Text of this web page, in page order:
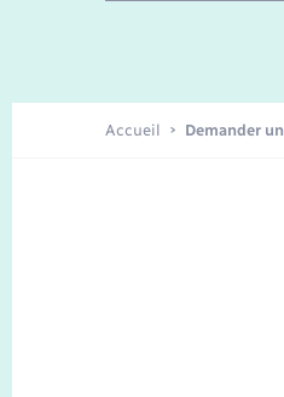
Enfants –
Accueil Demander